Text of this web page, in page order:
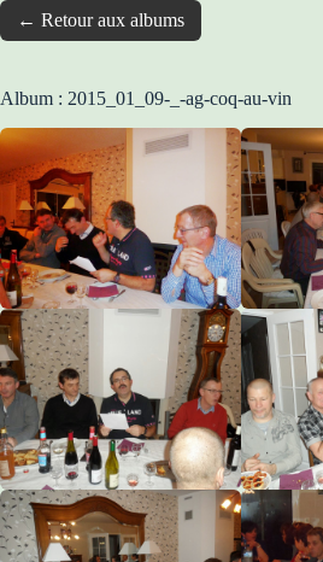
← Retour aux albums
Album : 2015_01_09-_-ag-coq-au-vin